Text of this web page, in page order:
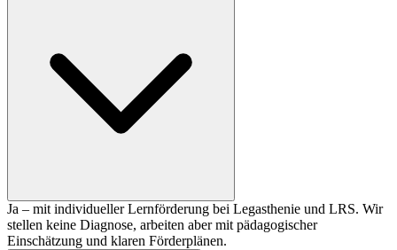
Ja – mit individueller Lernförderung bei Legasthenie und LRS. Wir
stellen keine Diagnose, arbeiten aber mit pädagogischer
Einschätzung und klaren Förderplänen.